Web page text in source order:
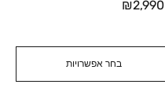
בחר אפשרויות
₪2,990